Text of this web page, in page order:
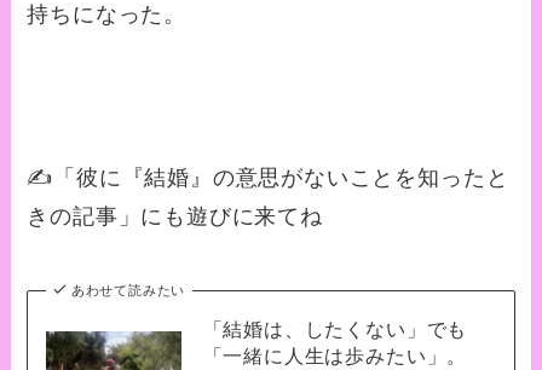
持ちになった。
✍️「彼に『結婚』の意思がないことを知ったと
きの記事」にも遊びに来てね
あわせて読みたい
「結婚は、したくない」でも
「一緒に人生は歩みたい」。